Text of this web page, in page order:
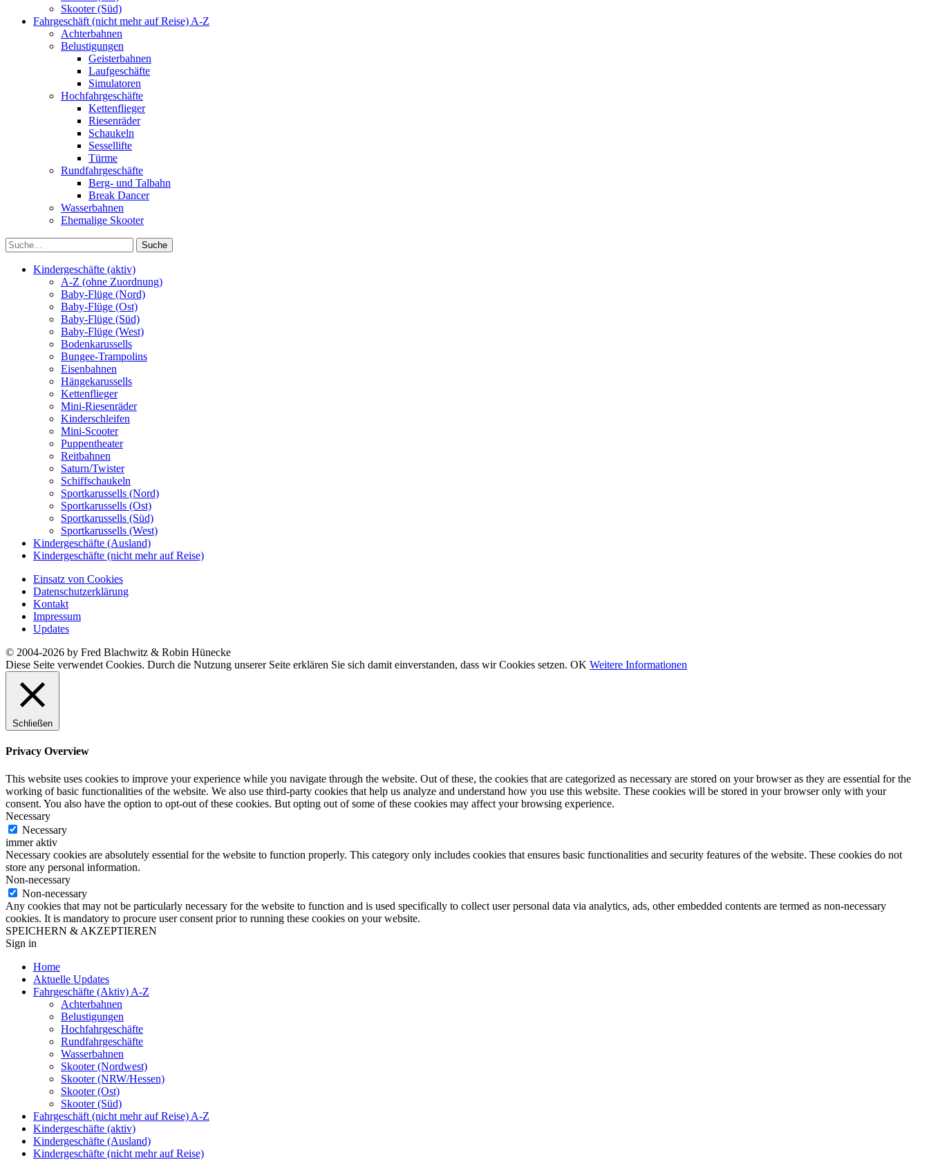
Skooter (Süd)
Fahrgeschäft (nicht mehr auf Reise) A-Z
Achterbahnen
Belustigungen
Geisterbahnen
Laufgeschäfte
Simulatoren
Hochfahrgeschäfte
Kettenflieger
Riesenräder
Schaukeln
Sessellifte
Türme
Rundfahrgeschäfte
Berg- und Talbahn
Break Dancer
Wasserbahnen
Ehemalige Skooter
Kindergeschäfte (aktiv)
A-Z (ohne Zuordnung)
Baby-Flüge (Nord)
Baby-Flüge (Ost)
Baby-Flüge (Süd)
Baby-Flüge (West)
Bodenkarussells
Bungee-Trampolins
Eisenbahnen
Hängekarussells
Kettenflieger
Mini-Riesenräder
Kinderschleifen
Mini-Scooter
Puppentheater
Reitbahnen
Saturn/Twister
Schiffschaukeln
Sportkarussells (Nord)
Sportkarussells (Ost)
Sportkarussells (Süd)
Sportkarussells (West)
Kindergeschäfte (Ausland)
Kindergeschäfte (nicht mehr auf Reise)
Einsatz von Cookies
Datenschutzerklärung
Kontakt
Impressum
Updates
© 2004-2026 by Fred Blachwitz & Robin Hünecke
Diese Seite verwendet Cookies. Durch die Nutzung unserer Seite erklären Sie sich damit einverstanden, dass wir Cookies setzen. OK Weitere Informationen
Schließen
Privacy Overview
This website uses cookies to improve your experience while you navigate through the website. Out of these, the cookies that are categorized as necessary are stored on your browser as they are essential for the
working of basic functionalities of the website. We also use third-party cookies that help us analyze and understand how you use this website. These cookies will be stored in your browser only with your
consent. You also have the option to opt-out of these cookies. But opting out of some of these cookies may affect your browsing experience.
Necessary
Necessary
immer aktiv
Necessary cookies are absolutely essential for the website to function properly. This category only includes cookies that ensures basic functionalities and security features of the website. These cookies do not
store any personal information.
Non-necessary
Non-necessary
Any cookies that may not be particularly necessary for the website to function and is used specifically to collect user personal data via analytics, ads, other embedded contents are termed as non-necessary
cookies. It is mandatory to procure user consent prior to running these cookies on your website.
SPEICHERN & AKZEPTIEREN
Sign in
Home
Aktuelle Updates
Fahrgeschäfte (Aktiv) A-Z
Achterbahnen
Belustigungen
Hochfahrgeschäfte
Rundfahrgeschäfte
Wasserbahnen
Skooter (Nordwest)
Skooter (NRW/Hessen)
Skooter (Ost)
Skooter (Süd)
Fahrgeschäft (nicht mehr auf Reise) A-Z
Kindergeschäfte (aktiv)
Kindergeschäfte (Ausland)
Kindergeschäfte (nicht mehr auf Reise)